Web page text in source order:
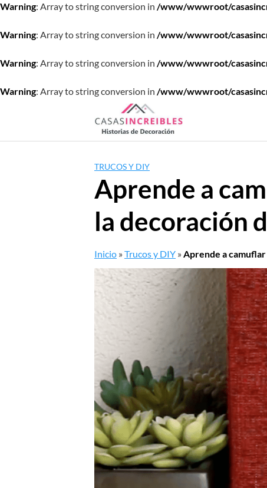
Warning: Array to string conversion in /www/wwwroot/
Warning: Array to string conversion in /www/wwwroot/
Warning: Array to string conversion in /www/wwwroot/
Warning: Array to string conversion in /www/wwwroot/
TRUCOS Y DIY
Aprende a
la decoración
Inicio »Trucos y DIY »Aprende a